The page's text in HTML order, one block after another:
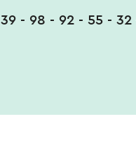
39 - 98 - 92 - 55 -